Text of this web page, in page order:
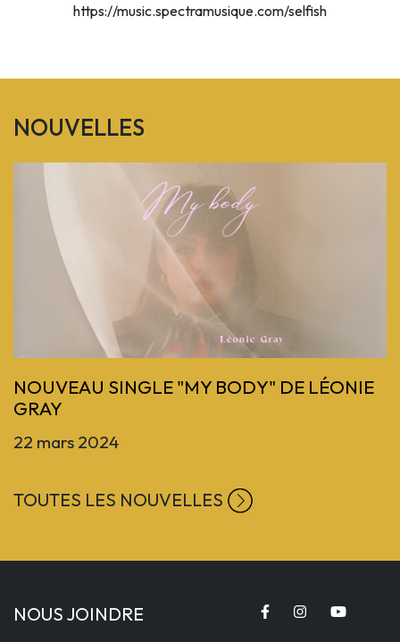
https://music.spectramusique.com/selfish
NOUVELLES
NOUVEAU SINGLE "MY BODY" DE LÉONIE
GRAY
22 mars 2024
TOUTES LES NOUVELLES
NOUS JOINDRE